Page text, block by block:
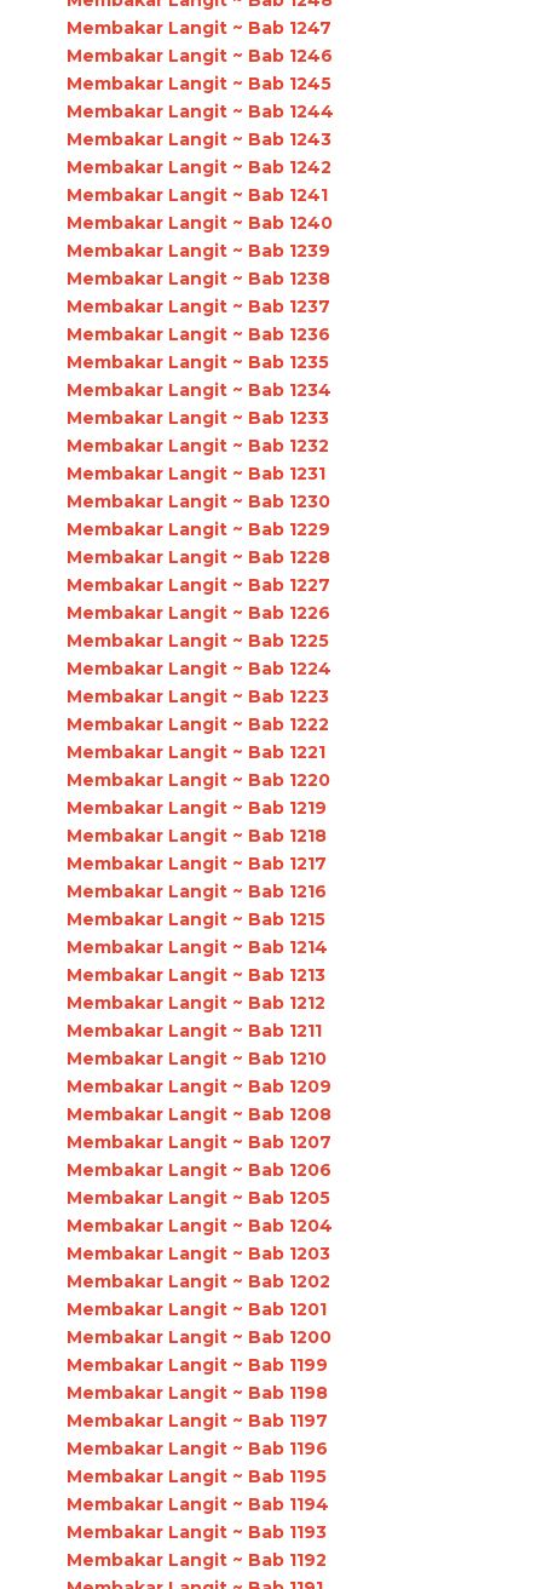
Membakar Langit ~ Bab 1247
Membakar Langit ~ Bab 1246
Membakar Langit ~ Bab 1245
Membakar Langit ~ Bab 1244
Membakar Langit ~ Bab 1243
Membakar Langit ~ Bab 1242
Membakar Langit ~ Bab 1241
Membakar Langit ~ Bab 1240
Membakar Langit ~ Bab 1239
Membakar Langit ~ Bab 1238
Membakar Langit ~ Bab 1237
Membakar Langit ~ Bab 1236
Membakar Langit ~ Bab 1235
Membakar Langit ~ Bab 1234
Membakar Langit ~ Bab 1233
Membakar Langit ~ Bab 1232
Membakar Langit ~ Bab 1231
Membakar Langit ~ Bab 1230
Membakar Langit ~ Bab 1229
Membakar Langit ~ Bab 1228
Membakar Langit ~ Bab 1227
Membakar Langit ~ Bab 1226
Membakar Langit ~ Bab 1225
Membakar Langit ~ Bab 1224
Membakar Langit ~ Bab 1223
Membakar Langit ~ Bab 1222
Membakar Langit ~ Bab 1221
Membakar Langit ~ Bab 1220
Membakar Langit ~ Bab 1219
Membakar Langit ~ Bab 1218
Membakar Langit ~ Bab 1217
Membakar Langit ~ Bab 1216
Membakar Langit ~ Bab 1215
Membakar Langit ~ Bab 1214
Membakar Langit ~ Bab 1213
Membakar Langit ~ Bab 1212
Membakar Langit ~ Bab 1211
Membakar Langit ~ Bab 1210
Membakar Langit ~ Bab 1209
Membakar Langit ~ Bab 1208
Membakar Langit ~ Bab 1207
Membakar Langit ~ Bab 1206
Membakar Langit ~ Bab 1205
Membakar Langit ~ Bab 1204
Membakar Langit ~ Bab 1203
Membakar Langit ~ Bab 1202
Membakar Langit ~ Bab 1201
Membakar Langit ~ Bab 1200
Membakar Langit ~ Bab 1199
Membakar Langit ~ Bab 1198
Membakar Langit ~ Bab 1197
Membakar Langit ~ Bab 1196
Membakar Langit ~ Bab 1195
Membakar Langit ~ Bab 1194
Membakar Langit ~ Bab 1193
Membakar Langit ~ Bab 1192